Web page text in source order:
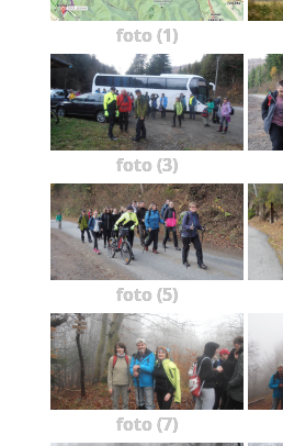
foto (1)
foto (3)
foto (5)
foto (7)